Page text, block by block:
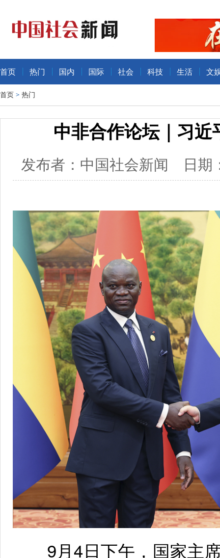
首页 热门 国内 国际 社会 科技 生活 文
首页 > 热门
中非合作论坛｜习
发布者：中国社会新闻 日
9月4日下午，国家主席